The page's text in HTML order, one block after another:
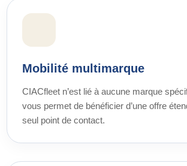
Mobilité multimarque
CIACfleet n’est lié à aucune marque
vous permet de bénéficier d’une offre
seul point de contact.